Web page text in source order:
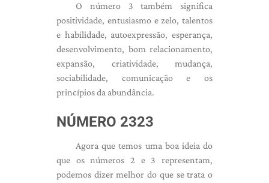
O número 3 também significa
positividade, entusiasmo e zelo, talentos
e habilidade, autoexpressão, esperança,
desenvolvimento, bom relacionamento,
expansão, criatividade, mudança,
sociabilidade, comunicação e os
princípios da abundância.
NÚMERO 2323
Agora que temos uma boa ideia do
que os números 2 e 3 representam,
podemos dizer melhor do que se trata o